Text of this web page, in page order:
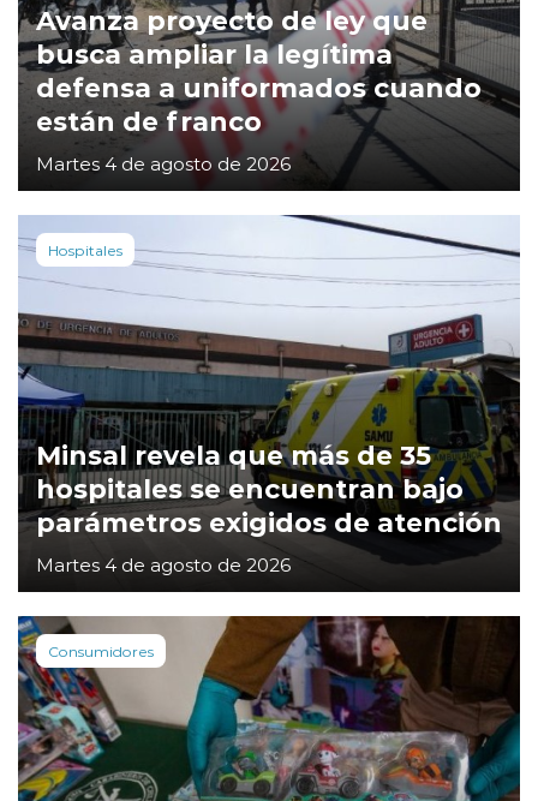
Avanza proyecto de ley que
busca ampliar la legítima
defensa a uniformados cuando
están de franco
Martes 4 de agosto de 2026
Hospitales
Minsal revela que más de 35
hospitales se encuentran bajo
parámetros exigidos de atención
Martes 4 de agosto de 2026
Consumidores